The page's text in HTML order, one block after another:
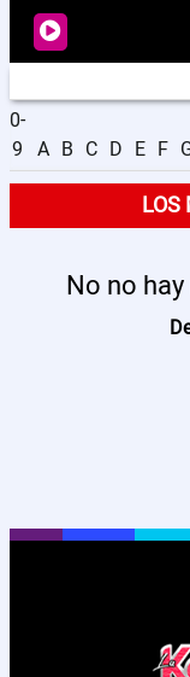
0-
9 A B C D E F
LOS
No no